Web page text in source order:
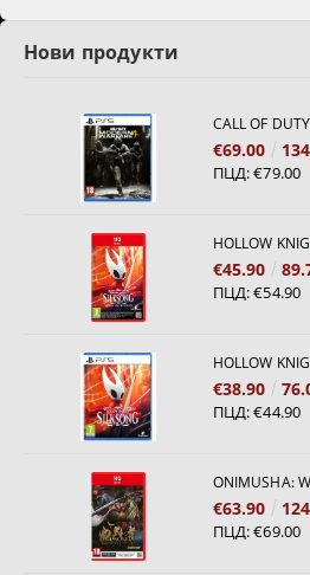
Нови продукти
€69.00
ПЦД:€79.00
€45.90
ПЦД:€54.90
HOLLOW
€38.90
ПЦД:€44.90
€63.90
ПЦД:€69.00